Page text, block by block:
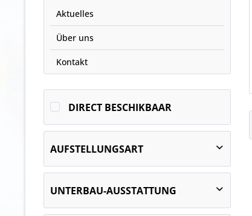
Aktuelles
Über uns
Kontakt
DIRECT BESCHIKBAAR
AUFSTELLUNGSART
UNTERBAU-AUSSTATTUNG